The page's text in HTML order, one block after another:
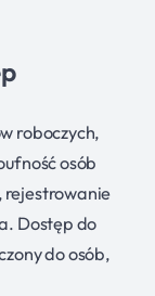
roboczych,
osób
rejestrowanie
Dostęp do
do osób,